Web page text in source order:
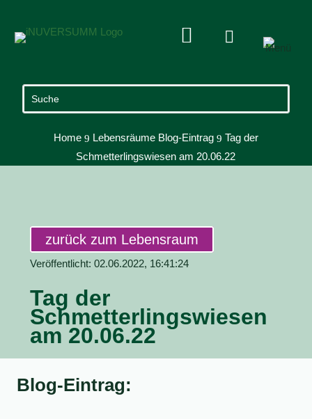
 
Home 9 Lebensräume Blog-Eintrag 9 Tag der
Schmetterlingswiesen am 20.06.22
zurück zum Lebensraum
Veröffentlicht: 02.06.2022, 16:41:24
Tag der
Schmetterlingswiesen
am 20.06.22
Blog-Eintrag: